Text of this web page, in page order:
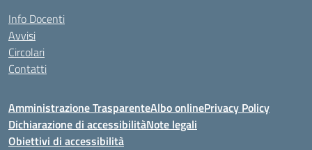
Info Docenti
Avvisi
Circolari
Contatti
Amministrazione TrasparenteAlbo onlinePrivacy Policy
Dichiarazione di accessibilitàNote legali
Obiettivi di accessibilità